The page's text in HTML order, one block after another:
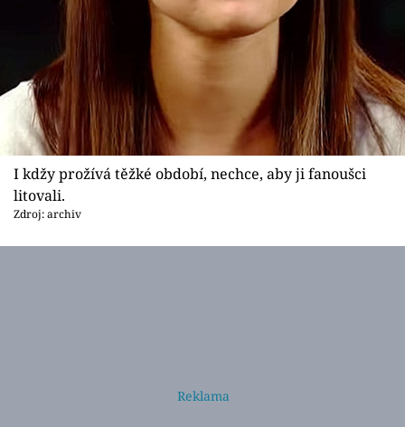
I kdžy prožívá těžké období, nechce, aby ji fanoušci
litovali.
Zdroj: archiv